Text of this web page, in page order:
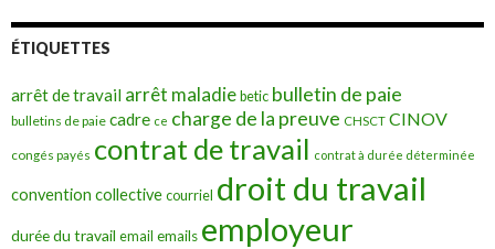
ÉTIQUETTES
arrêt de travail arrêt maladie betic bulletin de paie
bulletins de paie cadre ce charge de la preuve CHSCT CINOV
congés payés contrat de travail contrat à durée déterminée
convention collective courriel droit du travail
durée du travail email emails employeur